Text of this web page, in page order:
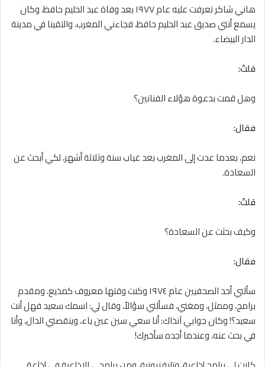
هاني شاكر تعرفت عليه عام ١٩٧٧ بعد وفاة عبد الحليم حافظ، وكان
يسمع أنني صديق عبد الحليم حافظ، فجاءني المغرب، والتقينا في مدينة
الدار البيضاء.
قلتُ:
وهل قمت بدعوة هؤلاء الفنانين؟
فقال:
نعم، بعدما عدت إلى المغرب بعد غياب سنة وثلاثة أشهر، لكي أبحث عن
السعادة.
قلتُ:
وكيف بحثت عن السعادة؟
فقال:
سألني أحد الصحفيين عام ١٩٧٤ وكنت وقتها معروف كمذيع، ومقدم
برامج، وممثل، ومغني، فسألني سؤالاً، وقال لي: اسمك سعيد فهل أنت
سعيد؟! وكان جوابي آنذاك: أنا سعي سين عين ياء، وينقصني الدال، وأنا
في بحث عنه، وعندما أجده سأخبرك!